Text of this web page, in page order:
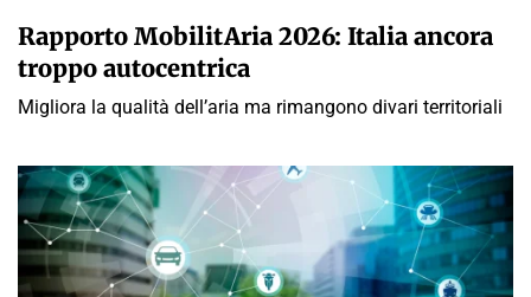
Rapporto MobilitAria 2026: Italia ancora
troppo autocentrica
Migliora la qualità dell’aria ma rimangono divari territoriali